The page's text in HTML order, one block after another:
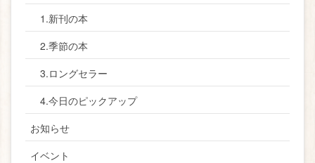
1.新刊の本
2.季節の本
3.ロングセラー
4.今日のピックアップ
お知らせ
イベント